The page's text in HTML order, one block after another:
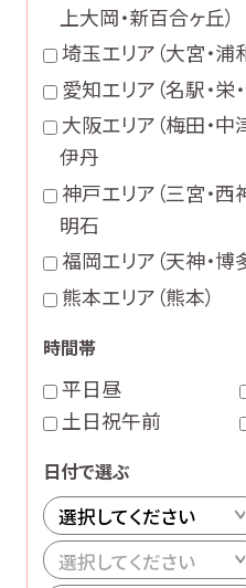
上大岡・新百合ヶ丘）
埼玉エリア（大宮・浦
愛知エリア（名駅・栄
大阪エリア（梅田・中
伊丹
神戸エリア（三宮・
明石
福岡エリア（天神・博
熊本エリア（熊本）
時間帯
平日昼
土日祝午前
日付で選ぶ